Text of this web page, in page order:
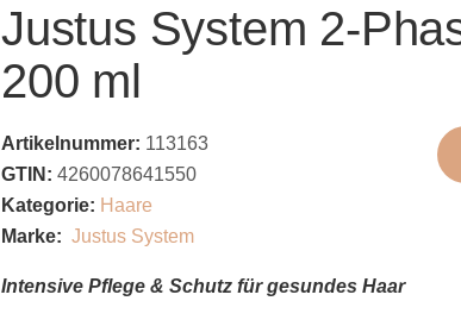
Justus System 2-
200 ml
Artikelnummer: 113163
GTIN: 4260078641550
Kategorie: Haare
Marke: Justus System
Intensive Pflege & Schutz für gesundes Haar